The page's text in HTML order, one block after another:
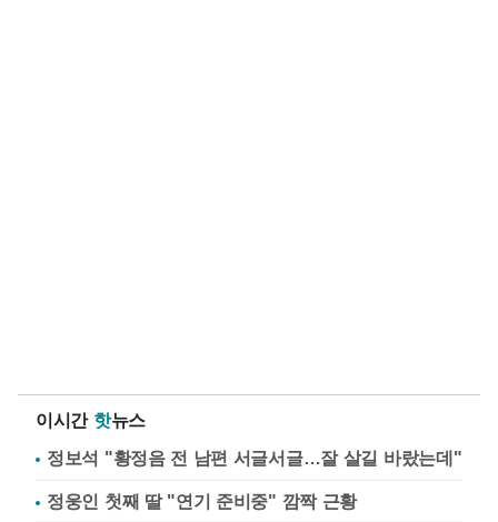
이시간 핫뉴스
정보석 "황정음 전 남편 서글서글…잘 살길 바랐는데"
정웅인 첫째 딸 "연기 준비중" 깜짝 근황